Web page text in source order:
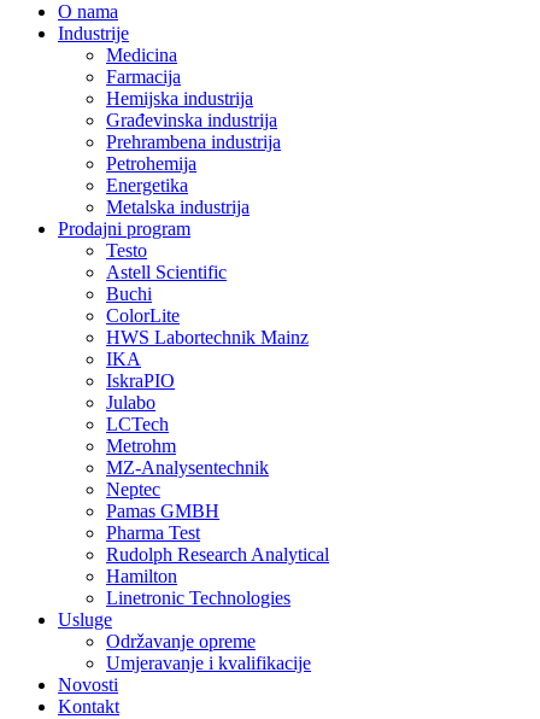
O nama
Industrije
Medicina
Farmacija
Hemijska industrija
Građevinska industrija
Prehrambena industrija
Petrohemija
Energetika
Metalska industrija
Prodajni program
Testo
Astell Scientific
Buchi
ColorLite
HWS Labortechnik Mainz
IKA
IskraPIO
Julabo
LCTech
Metrohm
MZ-Analysentechnik
Neptec
Pamas GMBH
Pharma Test
Rudolph Research Analytical
Hamilton
Linetronic Technologies
Usluge
Održavanje opreme
Umjeravanje i kvalifikacije
Novosti
Kontakt